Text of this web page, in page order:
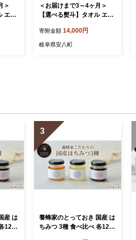
＞
エア
ク
本
＜お届けまで3～4ヶ月＞
【選べる熨斗】タオル エア
イスタオル スノーホワイト
2枚 セット 34×85cm 日本
寄附金額 14,000円
岐阜県安八町
産 は
120g
3
養蜂家のとっておき 国産 は
ちみつ 3種 食べ比べ 各120g